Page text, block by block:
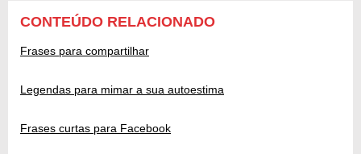
CONTEÚDO RELACIONADO
Frases para compartilhar
Legendas para mimar a sua autoestima
Frases curtas para Facebook